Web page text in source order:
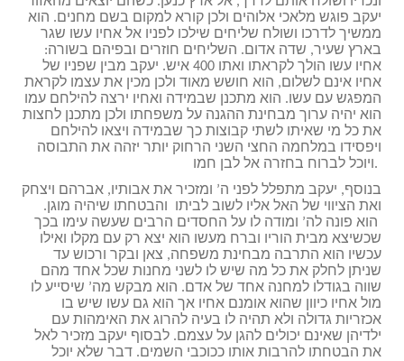
יעקב פוגש מלאכי אלוהים ולכן קורא למקום בשם מחנים. הוא
ממשיך לדרכו ושולח שליחים שילכו לפניו אל אחיו עשו שגר
בארץ שעיר, שדה אדום. השליחים חוזרים ובפיהם בשורה:
אחיו עשו הולך לקראתו ואתו 400 איש. יעקב מבין שפניו של
אחיו אינם לשלום, הוא חושש מאוד ולכן מכין את עצמו לקראת
המפגש עם עשו. הוא מתכנן שבמידה ואחיו ירצה להילחם עמו
הוא יהיה ערוך מבחינת ההגנה על משפחתו ולכן מתכנן לחצות
את כל מי שאיתו לשתי קבוצות כך שבמידה ויצאו להילחם
ויפסידו במלחמה החצי השני הרחוק יותר יזהה את התבוסה
ויוכל לברוח בחזרה אל לבן חמו.
בנוסף, יעקב מתפלל לפני ה’ ומזכיר את אבותיו, אברהם ויצחק
ואת הציווי של האל אליו לשוב לביתו והבטחתו שיהיה מוגן.
הוא פונה לה’ ומודה לו על החסדים הרבים שעשה עימו בכך
שכשיצא מבית הוריו וברח מעשו הוא יצא רק עם מקלו ואילו
עכשיו הוא התרבה מבחינת משפחה, צאן ובקר ורכוש עד
שניתן לחלק את כל מה שיש לו לשני מחנות שכל אחד מהם
שווה בגודלו למחנה אחד של אדם. הוא מבקש מה’ שיסייע לו
מול אחיו כיוון שהוא אומנם אחיו אך הוא גם עשו שיש בו
אכזריות גדולה ולא תהיה לו בעיה להרוג את האימהות עם
ילדיהן שאינם יכולים להגן על עצמם. לבסוף יעקב מזכיר לאל
את הבטחתו להרבות אותו ככוכבי השמים. דבר שלא יוכל